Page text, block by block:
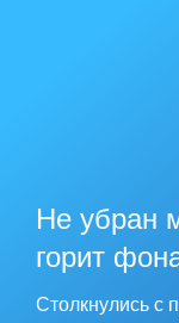
Не убран
горит
Столкнулись с